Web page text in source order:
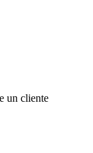
un cliente